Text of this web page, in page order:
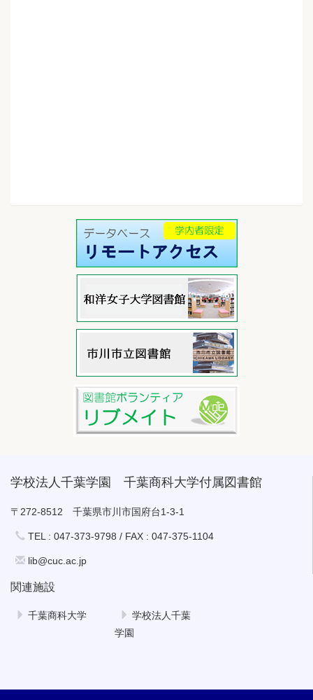
学校法人千葉学園 千葉商科大学付属図書館
〒272-8512 千葉県市川市国府台1-3-1
TEL : 047-373-9798 / FAX : 047-375-1104
lib@cuc.ac.jp
関連施設
千葉商科大学
学校法人千葉
学園